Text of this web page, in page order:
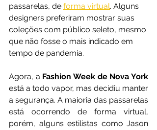
passarelas, de forma virtual. Alguns
designers preferiram mostrar suas
coleções com público seleto, mesmo
que não fosse o mais indicado em
tempo de pandemia.
Agora, a Fashion Week de Nova York
está a todo vapor, mas decidiu manter
a segurança. A maioria das passarelas
está ocorrendo de forma virtual,
porém, alguns estilistas como Jason